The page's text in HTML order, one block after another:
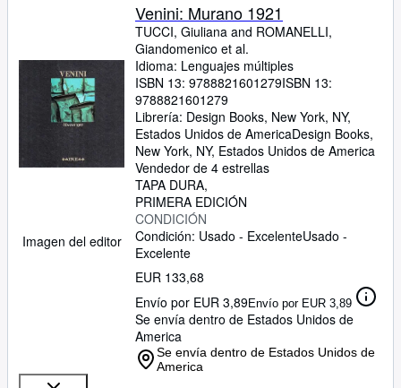
Imagen del editor
Venini: Murano 1921
TUCCI, Giuliana and ROMANELLI,
Giandomenico et al.
Idioma: Lenguajes múltiples
ISBN 13: 9788821601279ISBN 13:
9788821601279
Librería: Design Books, New York, NY,
Estados Unidos de AmericaDesign Books,
New York, NY, Estados Unidos de America
Vendedor de 4 estrellas
TAPA DURA
PRIMERA EDICIÓN
CONDICIÓN
Condición: Usado - ExcelenteUsado -
Excelente
EUR 133,68
Envío por EUR 3,89Envío por EUR 3,89
Se envía dentro de Estados Unidos de
America
Se envía dentro de Estados Unidos de
America